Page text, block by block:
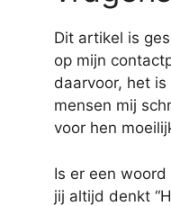
Dit artikel is
op mijn
daarvoor, het
mensen mij
voor hen
Is er een
jij altijd denkt